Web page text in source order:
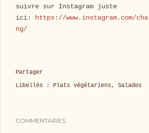
suivre sur Instagram juste
ici:
https://www.instagram.com/
ng/
Partager
Libellés :
Plats végétariens Salades
COMMENTAIRES